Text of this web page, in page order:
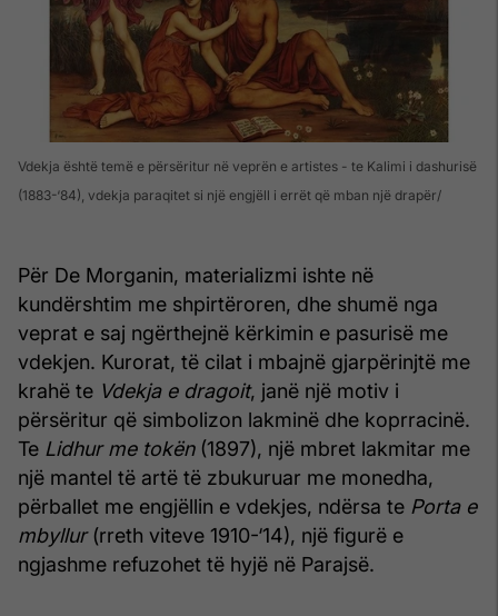
Vdekja është temë e përsëritur në veprën e artistes - te Kalimi i dashurisë
(1883-‘84), vdekja paraqitet si një engjëll i errët që mban një drapër
Për De Morganin, materializmi ishte në
kundërshtim me shpirtëroren, dhe shumë nga
veprat e saj ngërthejnë kërkimin e pasurisë me
vdekjen. Kurorat, të cilat i mbajnë gjarpërinjtë me
krahë te Vdekja e dragoit, janë një motiv i
përsëritur që simbolizon lakminë dhe koprracinë.
Te Lidhur me tokën(1897), një mbret lakmitar me
një mantel të artë të zbukuruar me monedha,
përballet me engjëllin e vdekjes, ndërsa te Porta e
mbyllur(rreth viteve 1910-‘14), një figurë e
ngjashme refuzohet të hyjë në Parajsë.